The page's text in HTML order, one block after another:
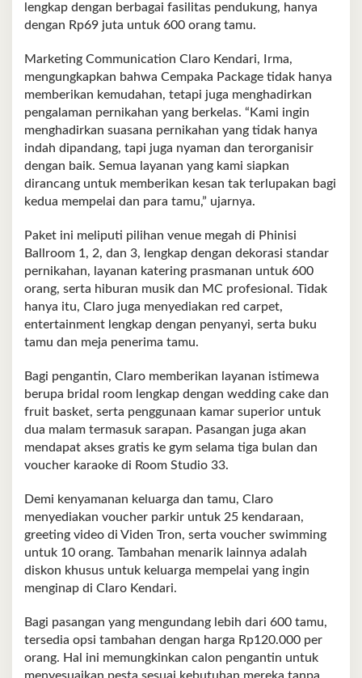
lengkap dengan berbagai fasilitas pendukung, hanya
dengan Rp69 juta untuk 600 orang tamu.
Marketing Communication Claro Kendari, Irma,
mengungkapkan bahwa Cempaka Package tidak hanya
memberikan kemudahan, tetapi juga menghadirkan
pengalaman pernikahan yang berkelas. “Kami ingin
menghadirkan suasana pernikahan yang tidak hanya
indah dipandang, tapi juga nyaman dan terorganisir
dengan baik. Semua layanan yang kami siapkan
dirancang untuk memberikan kesan tak terlupakan bagi
kedua mempelai dan para tamu,” ujarnya.
Paket ini meliputi pilihan venue megah di Phinisi
Ballroom 1, 2, dan 3, lengkap dengan dekorasi standar
pernikahan, layanan katering prasmanan untuk 600
orang, serta hiburan musik dan MC profesional. Tidak
hanya itu, Claro juga menyediakan red carpet,
entertainment lengkap dengan penyanyi, serta buku
tamu dan meja penerima tamu.
Bagi pengantin, Claro memberikan layanan istimewa
berupa bridal room lengkap dengan wedding cake dan
fruit basket, serta penggunaan kamar superior untuk
dua malam termasuk sarapan. Pasangan juga akan
mendapat akses gratis ke gym selama tiga bulan dan
voucher karaoke di Room Studio 33.
Demi kenyamanan keluarga dan tamu, Claro
menyediakan voucher parkir untuk 25 kendaraan,
greeting video di Viden Tron, serta voucher swimming
untuk 10 orang. Tambahan menarik lainnya adalah
diskon khusus untuk keluarga mempelai yang ingin
menginap di Claro Kendari.
Bagi pasangan yang mengundang lebih dari 600 tamu,
tersedia opsi tambahan dengan harga Rp120.000 per
orang. Hal ini memungkinkan calon pengantin untuk